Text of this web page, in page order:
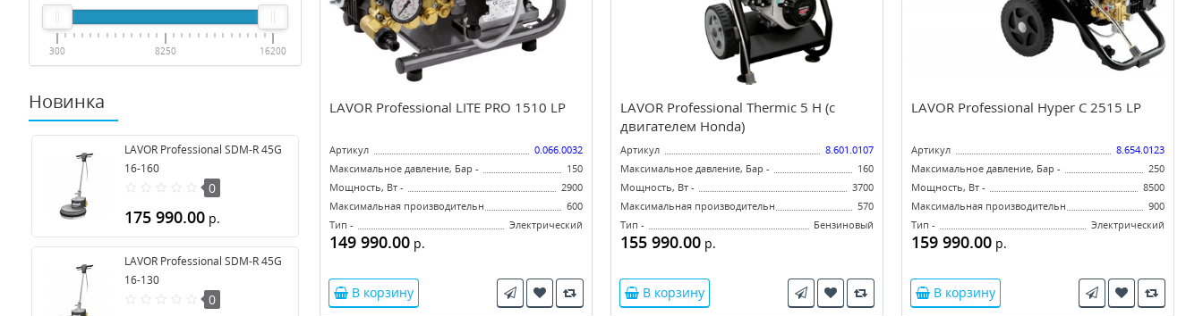
300 8250 16200
Новинка
LAVOR Professional SDM-R 45G
16-160
0
175 990.00 р.
LAVOR Professional SDM-R 45G
16-130
0
LAVOR Professional LITE PRO 1510 LP
Артикул
0.066.0032
Максимальное давление, Бар -
150
Мощность, Вт -
2900
Максимальная производительность, л/ч -
600
Тип -
Электрический
149 990.00 р.
В корзину
LAVOR Professional Thermic 5 H (с
двигателем Honda)
Артикул
8.601.0107
Максимальное давление, Бар -
160
Мощность, Вт -
3700
Максимальная производительность, л/ч -
570
Тип -
Бензиновый
155 990.00р.
В корзину
LAVOR Professional Hyper C 2515 LP
Артикул
8.654.0123
Максимальное давление, Бар -
250
Мощность, Вт -
8500
Максимальная производительность, л/ч -
900
Тип -
Электрический
159 990.00р.
В корзину